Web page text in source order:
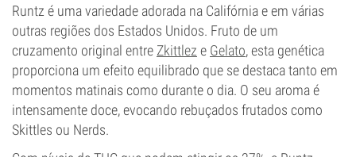
Runtz é uma variedade adorada na Califórnia e em várias
outras regiões dos Estados Unidos. Fruto de um
cruzamento original entre Zkittlez e Gelato, esta genética
proporciona um efeito equilibrado que se destaca tanto em
momentos matinais como durante o dia. O seu aroma é
intensamente doce, evocando rebuçados frutados como
Skittles ou Nerds.